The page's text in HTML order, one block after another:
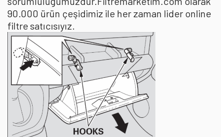
90.000 ürün çeşidimiz ile her zaman lider online
filtre satıcısıyız.